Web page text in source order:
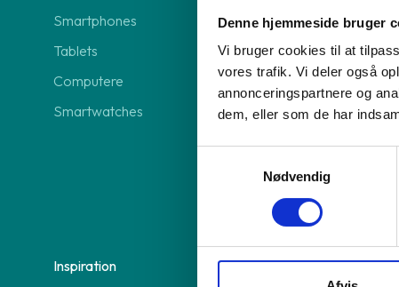
Denne hjemmeside bruger
Vi bruger cookies til at
vores trafik. Vi deler også
annonceringspartnere og
dem, eller som de har
Nødvendig
Smartphones
Tablets
Computere
Smartwatches
GreenMind
3
Frankly
Modstrøm
Anyday
Viabill
Inspiration
Hjælp